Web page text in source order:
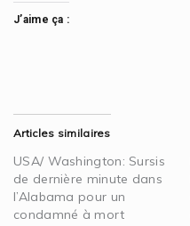
J’aime ça :
Articles similaires
USA/ Washington: Sursis
de dernière minute dans
l’Alabama pour un
condamné à mort